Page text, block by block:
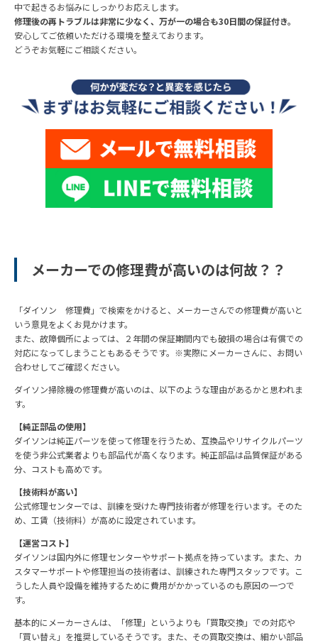
中で起きるお悩みにしっかりお応えします。
修理後の再トラブルは非常に少なく、万が一の場合も30日間の保証付き。
安心してご依頼いただける環境を整えております。
どうぞお気軽にご相談ください。
メーカーでの修理費が高いのは何故？？
「ダイソン 修理費」で検索をかけると、メーカーさんでの修理費が高いと
いう意見をよくお見かけます。
また、故障個所によっては、２年間の保証期間内でも破損の場合は有償での
対応になってしまうこともあるそうです。※実際にメーカーさんに、お問い
合わせしてご確認ください。
ダイソン掃除機の修理費が高いのは、以下のような理由があるかと思われま
す。
【純正部品の使用】
ダイソンは純正パーツを使って修理を行うため、互換品やリサイクルパーツ
を使う非公式業者よりも部品代が高くなります。純正部品は品質保証がある
分、コストも高めです。
【技術料が高い】
公式修理センターでは、訓練を受けた専門技術者が修理を行います。そのた
め、工賃（技術料）が高めに設定されています。
【運営コスト】
ダイソンは国内外に修理センターやサポート拠点を持っています。また、カ
スタマーサポートや修理担当の技術者は、訓練された専門スタッフです。こ
うした人員や設備を維持するために費用がかかっているのも原因の一つで
す。
基本的にメーカーさんは、「修理」というよりも「買取交換」での対応や
「買い替え」を推奨しているそうです。また、その買取交換は、細かい部品